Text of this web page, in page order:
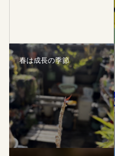
春は成長の季節